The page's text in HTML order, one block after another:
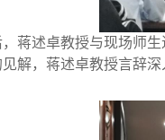
蒋述卓教授与现场师
解，蒋述卓教授言辞